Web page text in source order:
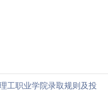
工职业学院录取规则及投